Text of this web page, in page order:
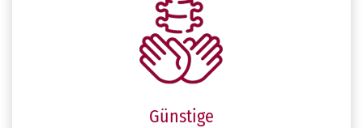
Günstige